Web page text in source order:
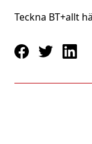
Teckna BT+allt